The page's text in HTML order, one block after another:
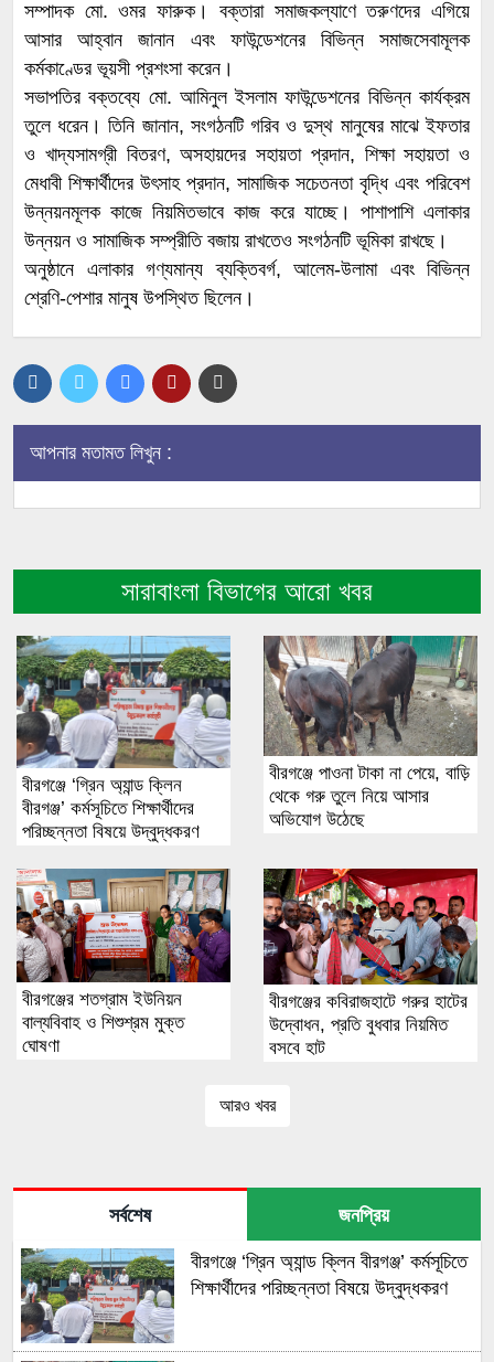
সম্পাদক মো. ওমর ফারুক। বক্তারা সমাজকল্যাণে তরুণদের এগিয়ে
আসার আহ্বান জানান এবং ফাউন্ডেশনের বিভিন্ন সমাজসেবামূলক
কর্মকাণ্ডের ভূয়সী প্রশংসা করেন।
সভাপতির বক্তব্যে মো. আমিনুল ইসলাম ফাউন্ডেশনের বিভিন্ন কার্যক্রম
তুলে ধরেন। তিনি জানান, সংগঠনটি গরিব ও দুস্থ মানুষের মাঝে ইফতার
ও খাদ্যসামগ্রী বিতরণ, অসহায়দের সহায়তা প্রদান, শিক্ষা সহায়তা ও
মেধাবী শিক্ষার্থীদের উৎসাহ প্রদান, সামাজিক সচেতনতা বৃদ্ধি এবং পরিবেশ
উন্নয়নমূলক কাজে নিয়মিতভাবে কাজ করে যাচ্ছে। পাশাপাশি এলাকার
উন্নয়ন ও সামাজিক সম্প্রীতি বজায় রাখতেও সংগঠনটি ভূমিকা রাখছে।
অনুষ্ঠানে এলাকার গণ্যমান্য ব্যক্তিবর্গ, আলেম-উলামা এবং বিভিন্ন
শ্রেণি-পেশার মানুষ উপস্থিত ছিলেন।
আপনার মতামত লিখুন :
সারাবাংলা বিভাগের আরো খবর
বীরগঞ্জে ‘গ্রিন অ্যান্ড ক্লিন
বীরগঞ্জ’ কর্মসূচিতে শিক্ষার্থীদের
পরিচ্ছন্নতা বিষয়ে উদ্বুদ্ধকরণ
বীরগঞ্জে পাওনা টাকা না পেয়ে, বাড়ি
থেকে গরু তুলে নিয়ে আসার
অভিযোগ উঠেছে
বীরগঞ্জের শতগ্রাম ইউনিয়ন
বাল্যবিবাহ ও শিশুশ্রম মুক্ত
ঘোষণা
বীরগঞ্জের কবিরাজহাটে গরুর হাটের
উদ্বোধন, প্রতি বুধবার নিয়মিত
বসবে হাট
আরও খবর
সর্বশেষ জনপ্রিয়
বীরগঞ্জে ‘গ্রিন অ্যান্ড ক্লিন বীরগঞ্জ’ কর্মসূচিতে
শিক্ষার্থীদের পরিচ্ছন্নতা বিষয়ে উদ্বুদ্ধকরণ